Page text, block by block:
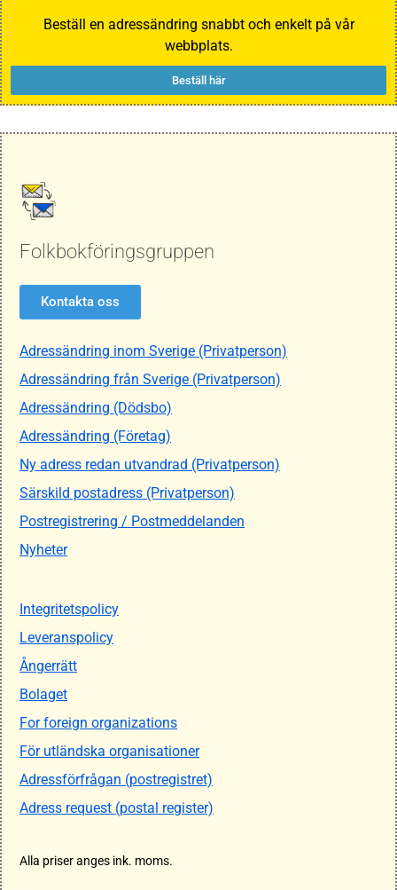
Beställ en adressändring snabbt och enkelt på vår
webbplats.
Beställ här
Folkbokföringsgruppen
Kontakta oss
Adressändring inom Sverige (Privatperson)
Adressändring från Sverige (Privatperson)
Adressändring (Dödsbo)
Adressändring (Företag)
Ny adress redan utvandrad (Privatperson)
Särskild postadress (Privatperson)
Postregistrering / Postmeddelanden
Nyheter
Integritetspolicy
Leveranspolicy
Ångerrätt
Bolaget
For foreign organizations
För utländska organisationer
Adressförfrågan (postregistret)
Adress request (postal register)
Alla priser anges ink. moms.